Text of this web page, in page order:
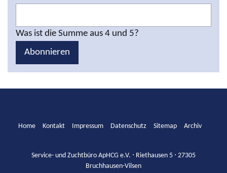
Was ist die Summe aus 4 und 5?
Abonnieren
Home Kontakt Impressum Datenschutz Sitemap Archiv
Service- und Zuchtbüro ApHCG e.V. ⋅ Riethausen 5 ⋅ 27305
Bruchhausen-Vilsen